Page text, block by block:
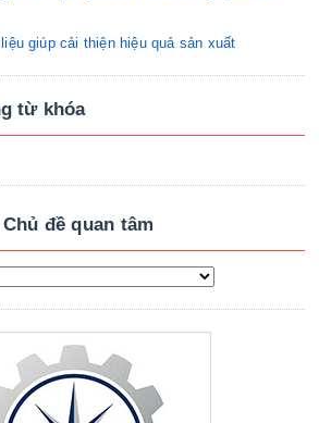
giúp cải thiện hiệu quả sản xuất
từ khóa
đề quan tâm